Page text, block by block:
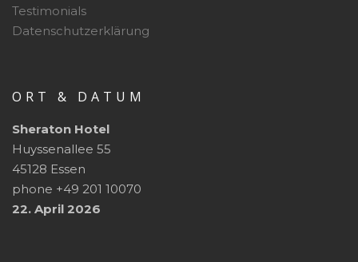
Testimonials
Datenschutzerklärung
ORT & DATUM
Sheraton Hotel
Huyssenallee 55
45128 Essen
phone +49 201 10070
22. April 2026